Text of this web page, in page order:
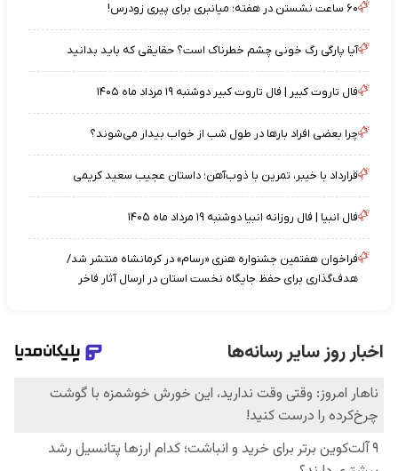
۶۰ ساعت نشستن در هفته؛ میانبری برای پیری زودرس!
آیا پارگی رگ خونی چشم خطرناک است؟ حقایقی که باید بدانید
فال تاروت کبیر | فال تاروت کبیر دوشنبه ۱۹ مرداد ماه ۱۴۰۵
چرا بعضی افراد بارها در طول شب از خواب بیدار می‌شوند؟
قرارداد با خیبر، تمرین با ذوب‌آهن؛ داستان عجیب سعید کریمی
فال انبیا | فال روزانه انبیا دوشنبه ۱۹ مرداد ماه ۱۴۰۵
فراخوان هفتمین جشنواره هنری «رسام» در کرمانشاه منتشر شد/
هدف‌گذاری برای حفظ جایگاه نخست استان در ارسال آثار فاخر